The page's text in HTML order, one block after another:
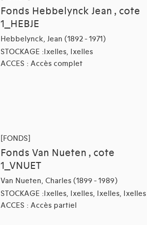
Fonds Hebbelynck Jean , cote
1_HEBJE
Hebbelynck, Jean (1892 - 1971)
STOCKAGE :Ixelles, Ixelles
ACCES : Accès complet
[FONDS]
Fonds Van Nueten , cote
1_VNUET
Van Nueten, Charles (1899 - 1989)
STOCKAGE :Ixelles, Ixelles, Ixelles, Ixelles
ACCES : Accès partiel